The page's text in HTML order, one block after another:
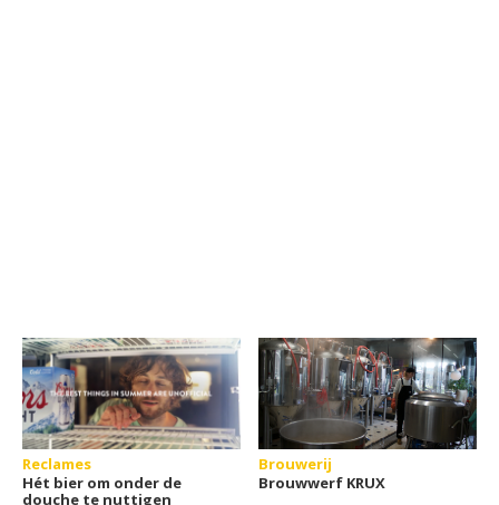
Reclames
Hét bier om onder de
douche te nuttigen
Brouwerij
Brouwwerf KRUX